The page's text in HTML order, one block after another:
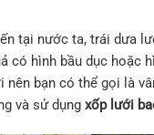
tại nước ta, trái dưa
hình bầu dục hoặc
nên bạn có thể gọi là
và sử dụng xốp lưới